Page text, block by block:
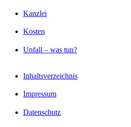
Kanzlei
Kosten
Unfall – was tun?
Inhaltsverzeichnis
Impressum
Datenschutz